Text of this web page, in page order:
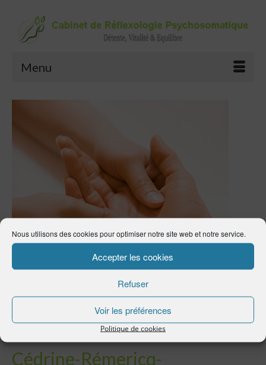
Nous utilisons des cookies pour optimiser notre site web et notre service.
Accepter les cookies
Refuser
Voir les préférences
Politique de cookies
Menu
Cédrine-Rémericq-